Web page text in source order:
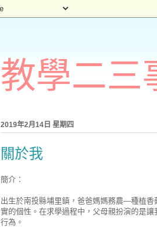
教學二三
2019年2月14日 星期四
關於我
簡介：
出生於南投縣埔里鎮，爸爸媽媽務農—種植
實的個性。在求學過程中，父母親扮演的是
行為。